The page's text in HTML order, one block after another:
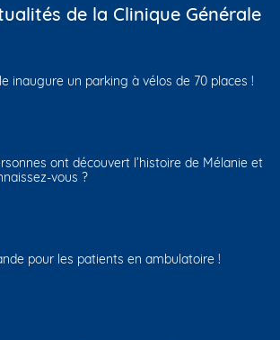
de la Clinique Générale
inaugure un parking à vélos de 70 places !
ont découvert l’histoire de Mélanie et
vous ?
pour les patients en ambulatoire !